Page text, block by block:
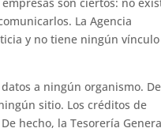
La Agencia
y no tiene ningún vínculo
a ningún organismo. De
sitio. Los créditos de
hecho, la Tesorería